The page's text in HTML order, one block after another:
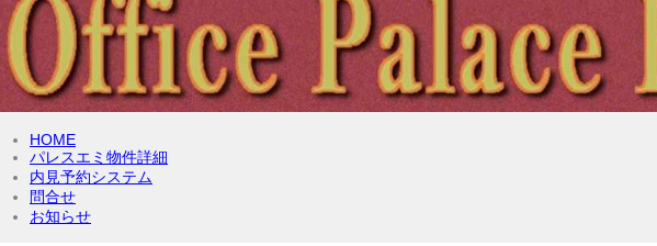
HOME
パレスエミ物件詳細
内見予約システム
問合せ
お知らせ